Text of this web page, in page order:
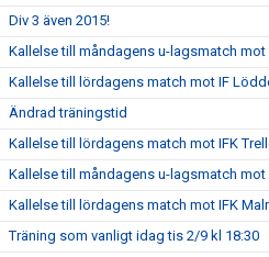
Div 3 även 2015!
Kallelse till måndagens u-lagsmatch
Kallelse till lördagens match mot IF
Ändrad träningstid
Kallelse till lördagens match mot IFK
Kallelse till måndagens u-lagsmatch mot
Kallelse till lördagens match mot IFK
Träning som vanligt idag tis 2/9 kl 18:30